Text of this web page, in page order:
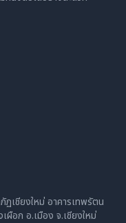
เชียงใหม่ อาคารเทพรัตน
ผือก อ.เมือง จ.เชียงใหม่